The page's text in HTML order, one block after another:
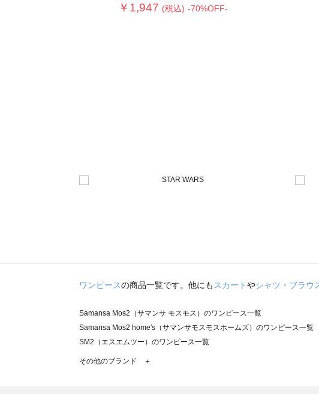
￥1,947 (税込) -70%OFF-
ワンピースの商品一覧です。他にもスカートやシャツ・ブラウ
Samansa Mos2（サマンサ モスモス）のワンピース一覧
Samansa Mos2 home's（サマンサモスモスホームズ）のワンピース一覧
SM2（エスエムツー）のワンピース一覧
TSUHARU by Samansa Mos2（ツハルバイサマンサモスモス）のワンピー
その他のブランド ＋